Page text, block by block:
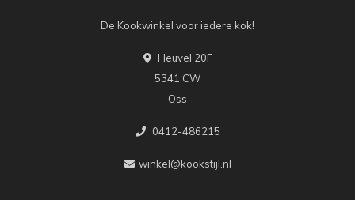
De Kookwinkel voor iedere kok!
Heuvel 20F
5341 CW
Oss
0412-486215
winkel@kookstijl.nl